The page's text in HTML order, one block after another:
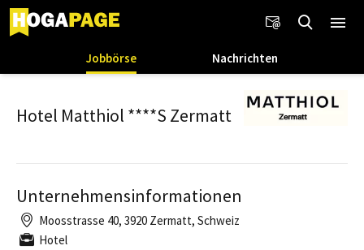
Jobbörse Nachrichten
Hotel Matthiol ****S Zermatt
Unternehmensinformationen
Moosstrasse 40, 3920 Zermatt, Schweiz
Hotel